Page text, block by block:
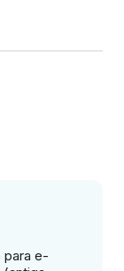
para e-